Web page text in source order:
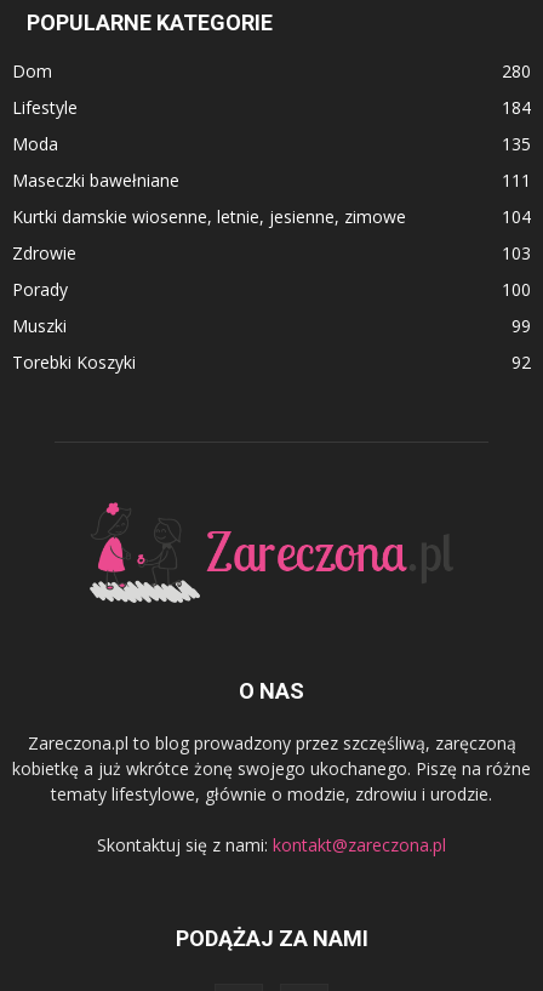
POPULARNE KATEGORIE
Dom
280
Lifestyle
184
Moda
135
Maseczki bawełniane
111
Kurtki damskie wiosenne, letnie, jesienne, zimowe
104
Zdrowie
103
Porady
100
Muszki
99
Torebki Koszyki
92
O NAS
Zareczona.pl to blog prowadzony przez szczęśliwą, zaręczoną
kobietkę a już wkrótce żonę swojego ukochanego. Piszę na różne
tematy lifestylowe, głównie o modzie, zdrowiu i urodzie.
Skontaktuj się z nami: kontakt@zareczona.pl
PODĄŻAJ ZA NAMI